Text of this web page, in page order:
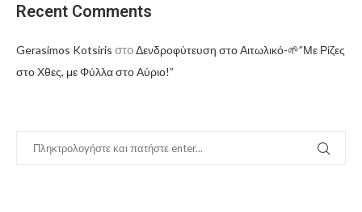
Recent Comments
Gerasimos Kotsiris στοΔενδροφύτευση στο Αιτωλικό-🌱”Με Ρίζες
στο Χθες, με Φύλλα στο Αύριο!”